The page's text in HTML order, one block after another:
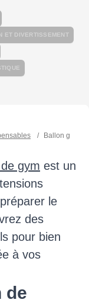
ET DIVERTISSEMENT
/ Ballon gym
gym est un
le
des
pour bien
à vos
de